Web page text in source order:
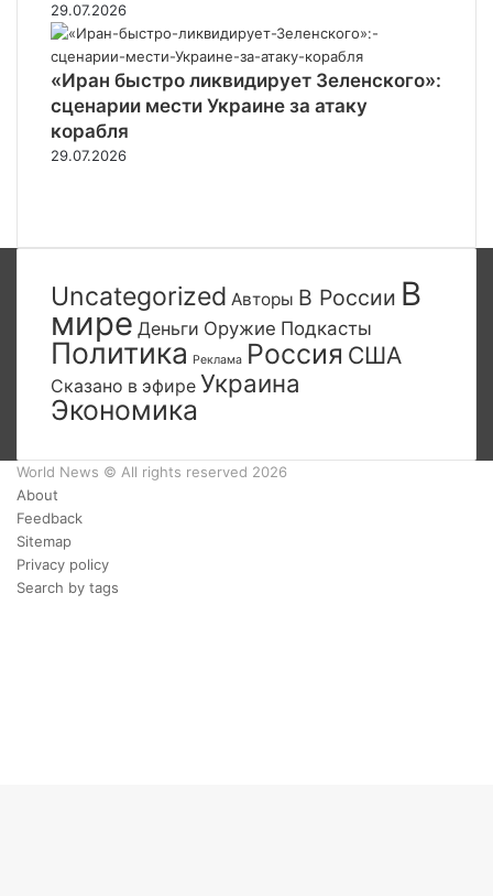
29.07.2026
«Иран быстро ликвидирует Зеленского»:
сценарии мести Украине за атаку
корабля
29.07.2026
Uncategorized Авторы В России В
мире Деньги Оружие Подкасты
Политика Реклама Россия США
Сказано в эфире Украина
Экономика
World News © All rights reserved 2026
About
Feedback
Sitemap
Privacy policy
Search by tags